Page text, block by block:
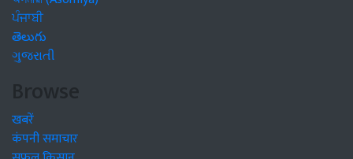
ਪੰਜਾਬੀ
తెలుగు
ગુજરાતી
Browse
खबरें
कंपनी समाचार